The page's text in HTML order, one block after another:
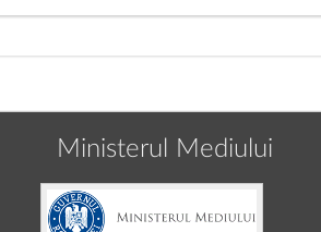
Ministerul Mediului